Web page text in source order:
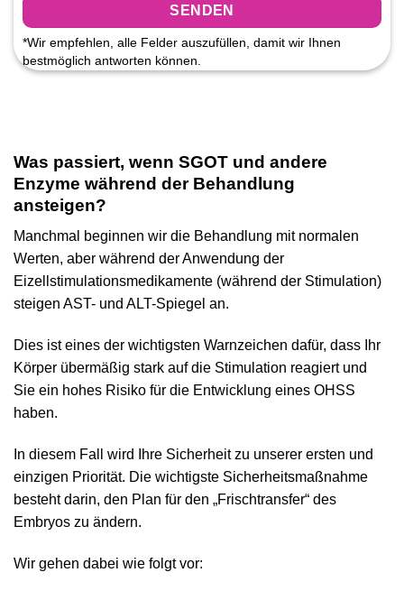
*Wir empfehlen, alle Felder auszufüllen, damit wir Ihnen
bestmöglich antworten können.
Was passiert, wenn SGOT und andere
Enzyme während der Behandlung
ansteigen?
Manchmal beginnen wir die Behandlung mit normalen
Werten, aber während der Anwendung der
Eizellstimulationsmedikamente (während der Stimulation)
steigen AST- und ALT-Spiegel an.
Dies ist eines der wichtigsten Warnzeichen dafür, dass Ihr
Körper übermäßig stark auf die Stimulation reagiert und
Sie ein hohes Risiko für die Entwicklung eines OHSS
haben.
In diesem Fall wird Ihre Sicherheit zu unserer ersten und
einzigen Priorität. Die wichtigste Sicherheitsmaßnahme
besteht darin, den Plan für den „Frischtransfer“ des
Embryos zu ändern.
Wir gehen dabei wie folgt vor: